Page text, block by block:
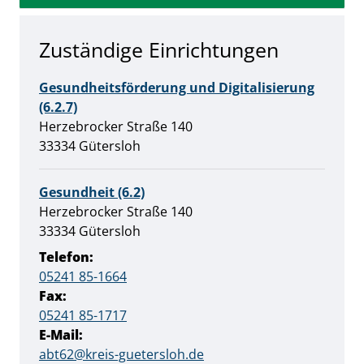
Zuständige Einrichtungen
Gesundheitsförderung und Digitalisierung
(6.2.7)
Straße:
Herzebrocker Straße Hausnummer:
140
PLZ:
33334 Ort:
Gütersloh
Gesundheit (6.2)
Straße:
Herzebrocker Straße Hausnummer:
140
PLZ:
33334 Ort:
Gütersloh
Telefon:
05241 85-1664
Fax:
05241 85-1717
E-Mail:
abt62@kreis-guetersloh.de